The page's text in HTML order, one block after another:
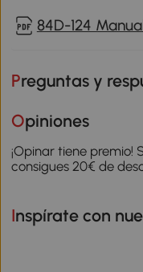
84D-124
Preguntas y
Opiniones
¡Opinar tiene premio!
consigues 20€ de
Inspírate con